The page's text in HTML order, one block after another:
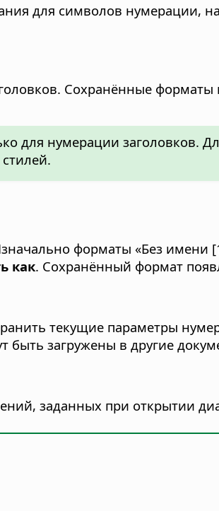
для символов нумерации,
Сохранённые
для нумерации заголовков.
форматы «Без имени
как. Сохранённый формат
текущие параметры
загружены в другие
заданных при открытии